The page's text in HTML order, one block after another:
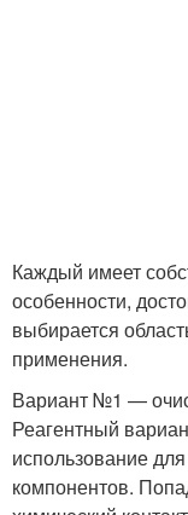
Каждый имеет
особенности,
выбирается
применения.
Вариант №1 —
Реагентный
использование
компонентов.